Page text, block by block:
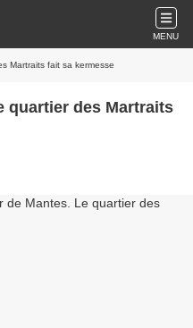
MENU
Martraits fait sa kermesse
quartier des Martraits